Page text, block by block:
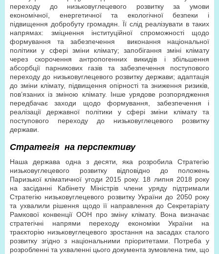
переходу до низьковуглецевого розвитку за умови
економічної, енергетичної та екологічної безпеки і
підвищення добробуту громадян. Її слід реалізувати в таких
напрямах: зміцнення інституційної спроможності щодо
формування та забезпечення виконання національної
політики у сфері зміни клімату; запобігання зміні клімату
через скорочення антропогенних викидів і збільшення
абсорбції парникових газів та забезпечення поступового
переходу до низьковуглецевого розвитку держави; адаптація
до зміни клімату, підвищення опірності та зниження ризиків,
пов’язаних із зміною клімату. Інше урядове розпорядження
передбачає заходи щодо формування, забезпечення і
реалізації державної політики у сфері зміни клімату та
поступового переходу до низьковуглецевого розвитку
держави.
Стратегія на перспективу
Наша держава одна з десяти‚ яка розробила Стратегію
низьковуглецевого розвитку відповідно до положень
Паризької кліматичної угоди 2015 року. 18 липня 2018 року
на засіданні Кабінету Міністрів члени уряду підтримали
Стратегію низьковуглецевого розвитку України до 2050 року
та ухвалили рішення щодо її направлення до Секретаріату
Рамкової конвенції ООН про зміну клімату. Вона визначає
стратегічні напрями переходу економіки України на
траєкторію низьковуглецевого зростання на засадах сталого
розвитку згідно з національними пріоритетами. Потреба у
розробленні та ухваленні цього документа зумовлена тим‚ що